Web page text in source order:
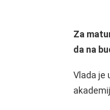
Za
da na
Vlada je